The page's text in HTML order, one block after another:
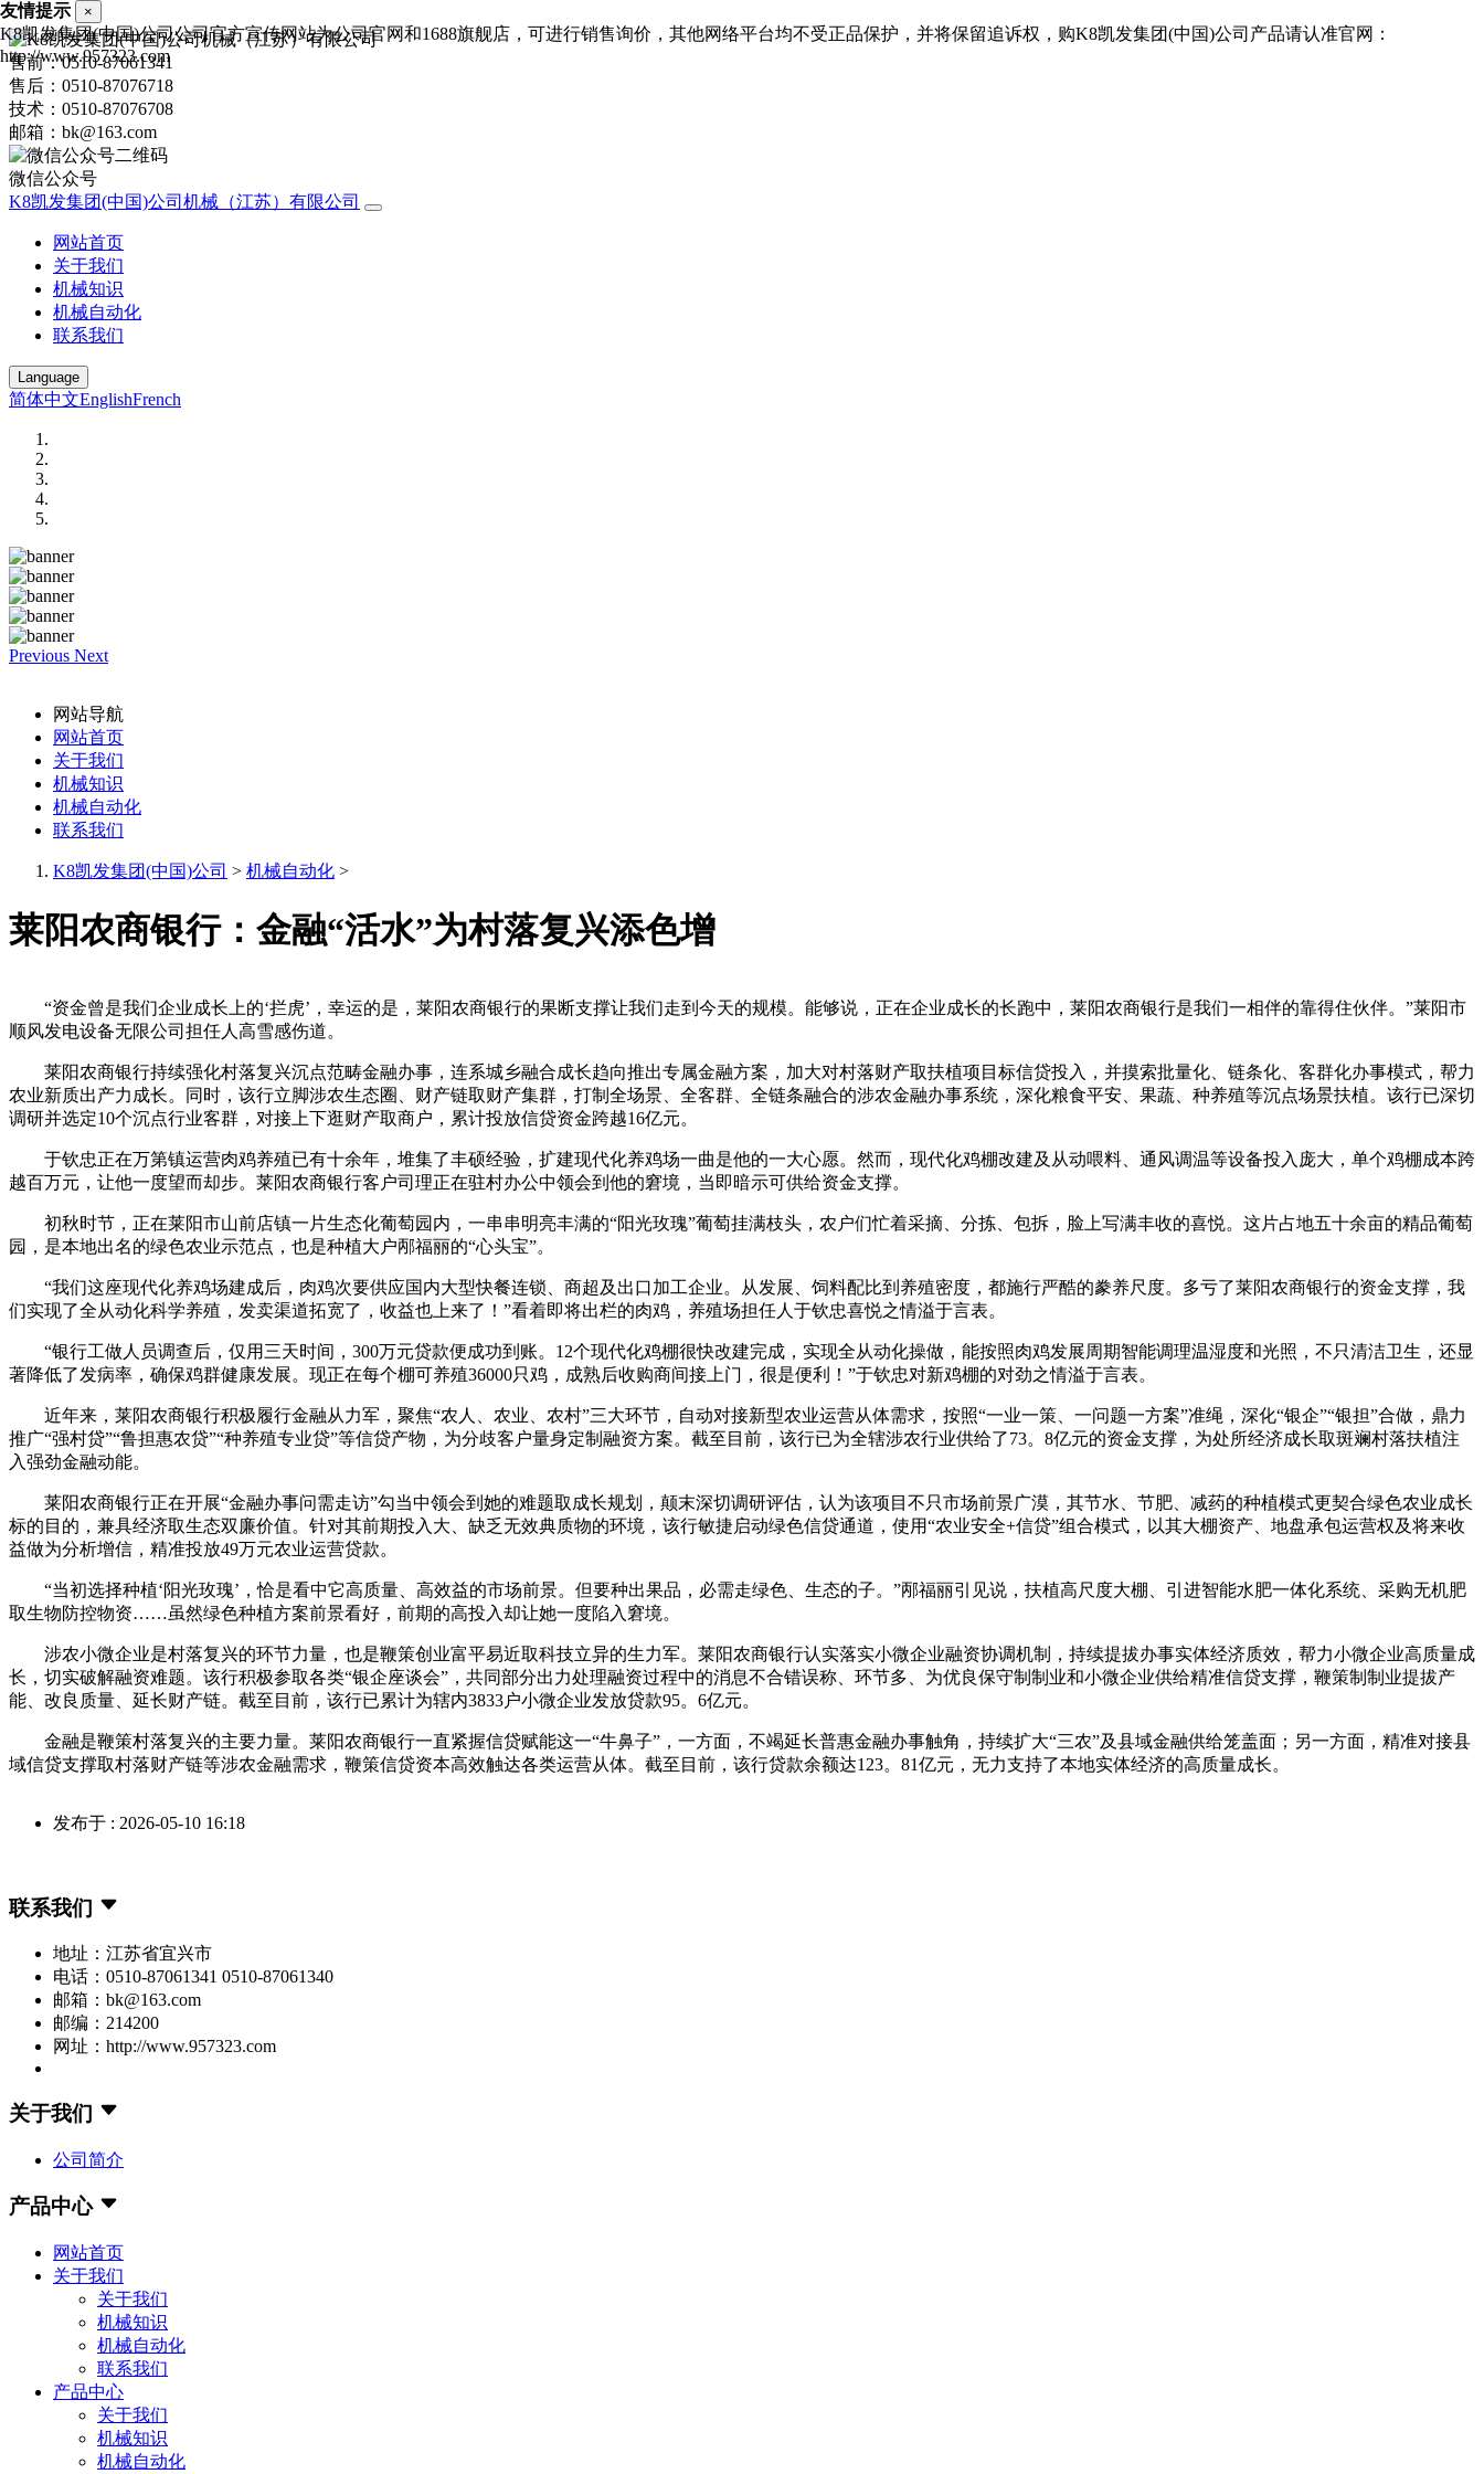
售前：0510-87061341
售后：0510-87076718
技术：0510-87076708
邮箱：bk@163.com
微信公众号
K8凯发集团(中国)公司机械（江苏）有限公司
网站首页
关于我们
机械知识
机械自动化
联系我们
Language
简体中文EnglishFrench
Previous Next
网站导航
网站首页
关于我们
机械知识
机械自动化
联系我们
K8凯发集团(中国)公司 > 机械自动化 >
莱阳农商银行：金融“活水”为村落复兴添色增
“资金曾是我们企业成长上的‘拦虎’，幸运的是，莱阳农商银行的果断支撑让我们走到今天的规模。能够说，正在企业成长的长跑中，莱阳农商银行是我们一相伴的靠得住伙伴。”莱阳市
顺风发电设备无限公司担任人高雪感伤道。
莱阳农商银行持续强化村落复兴沉点范畴金融办事，连系城乡融合成长趋向推出专属金融方案，加大对村落财产取扶植项目标信贷投入，并摸索批量化、链条化、客群化办事模式，帮力
农业新质出产力成长。同时，该行立脚涉农生态圈、财产链取财产集群，打制全场景、全客群、全链条融合的涉农金融办事系统，深化粮食平安、果蔬、种养殖等沉点场景扶植。该行已深切
调研并选定10个沉点行业客群，对接上下逛财产取商户，累计投放信贷资金跨越16亿元。
于钦忠正在万第镇运营肉鸡养殖已有十余年，堆集了丰硕经验，扩建现代化养鸡场一曲是他的一大心愿。然而，现代化鸡棚改建及从动喂料、通风调温等设备投入庞大，单个鸡棚成本跨
越百万元，让他一度望而却步。莱阳农商银行客户司理正在驻村办公中领会到他的窘境，当即暗示可供给资金支撑。
初秋时节，正在莱阳市山前店镇一片生态化葡萄园内，一串串明亮丰满的“阳光玫瑰”葡萄挂满枝头，农户们忙着采摘、分拣、包拆，脸上写满丰收的喜悦。这片占地五十余亩的精品葡萄
园，是本地出名的绿色农业示范点，也是种植大户邴福丽的“心头宝”。
“我们这座现代化养鸡场建成后，肉鸡次要供应国内大型快餐连锁、商超及出口加工企业。从发展、饲料配比到养殖密度，都施行严酷的豢养尺度。多亏了莱阳农商银行的资金支撑，我
们实现了全从动化科学养殖，发卖渠道拓宽了，收益也上来了！”看着即将出栏的肉鸡，养殖场担任人于钦忠喜悦之情溢于言表。
“银行工做人员调查后，仅用三天时间，300万元贷款便成功到账。12个现代化鸡棚很快改建完成，实现全从动化操做，能按照肉鸡发展周期智能调理温湿度和光照，不只清洁卫生，还显
著降低了发病率，确保鸡群健康发展。现正在每个棚可养殖36000只鸡，成熟后收购商间接上门，很是便利！”于钦忠对新鸡棚的对劲之情溢于言表。
近年来，莱阳农商银行积极履行金融从力军，聚焦“农人、农业、农村”三大环节，自动对接新型农业运营从体需求，按照“一业一策、一问题一方案”准绳，深化“银企”“银担”合做，鼎力
推广“强村贷”“鲁担惠农贷”“种养殖专业贷”等信贷产物，为分歧客户量身定制融资方案。截至目前，该行已为全辖涉农行业供给了73。8亿元的资金支撑，为处所经济成长取斑斓村落扶植注
入强劲金融动能。
莱阳农商银行正在开展“金融办事问需走访”勾当中领会到她的难题取成长规划，颠末深切调研评估，认为该项目不只市场前景广漠，其节水、节肥、减药的种植模式更契合绿色农业成长
标的目的，兼具经济取生态双廉价值。针对其前期投入大、缺乏无效典质物的环境，该行敏捷启动绿色信贷通道，使用“农业安全+信贷”组合模式，以其大棚资产、地盘承包运营权及将来收
益做为分析增信，精准投放49万元农业运营贷款。
“当初选择种植‘阳光玫瑰’，恰是看中它高质量、高效益的市场前景。但要种出果品，必需走绿色、生态的子。”邴福丽引见说，扶植高尺度大棚、引进智能水肥一体化系统、采购无机肥
取生物防控物资……虽然绿色种植方案前景看好，前期的高投入却让她一度陷入窘境。
涉农小微企业是村落复兴的环节力量，也是鞭策创业富平易近取科技立异的生力军。莱阳农商银行认实落实小微企业融资协调机制，持续提拔办事实体经济质效，帮力小微企业高质量成
长，切实破解融资难题。该行积极参取各类“银企座谈会”，共同部分出力处理融资过程中的消息不合错误称、环节多、为优良保守制制业和小微企业供给精准信贷支撑，鞭策制制业提拔产
能、改良质量、延长财产链。截至目前，该行已累计为辖内3833户小微企业发放贷款95。6亿元。
金融是鞭策村落复兴的主要力量。莱阳农商银行一直紧握信贷赋能这一“牛鼻子”，一方面，不竭延长普惠金融办事触角，持续扩大“三农”及县域金融供给笼盖面；另一方面，精准对接县
域信贷支撑取村落财产链等涉农金融需求，鞭策信贷资本高效触达各类运营从体。截至目前，该行贷款余额达123。81亿元，无力支持了本地实体经济的高质量成长。
发布于 : 2026-05-10 16:18
联系我们
地址：江苏省宜兴市
电话：0510-87061341 0510-87061340
邮箱：bk@163.com
邮编：214200
网址：http://www.957323.com
关于我们
公司简介
产品中心
网站首页
关于我们
关于我们
机械知识
机械自动化
联系我们
产品中心
关于我们
机械知识
机械自动化
友情提示 ×
K8凯发集团(中国)公司公司官方宣传网站为公司官网和1688旗舰店，可进行销售询价，其他网络平台均不受正品保护，并将保留追诉权，购K8凯发集团(中国)公司产品请认准官网：
http://www.957323.com